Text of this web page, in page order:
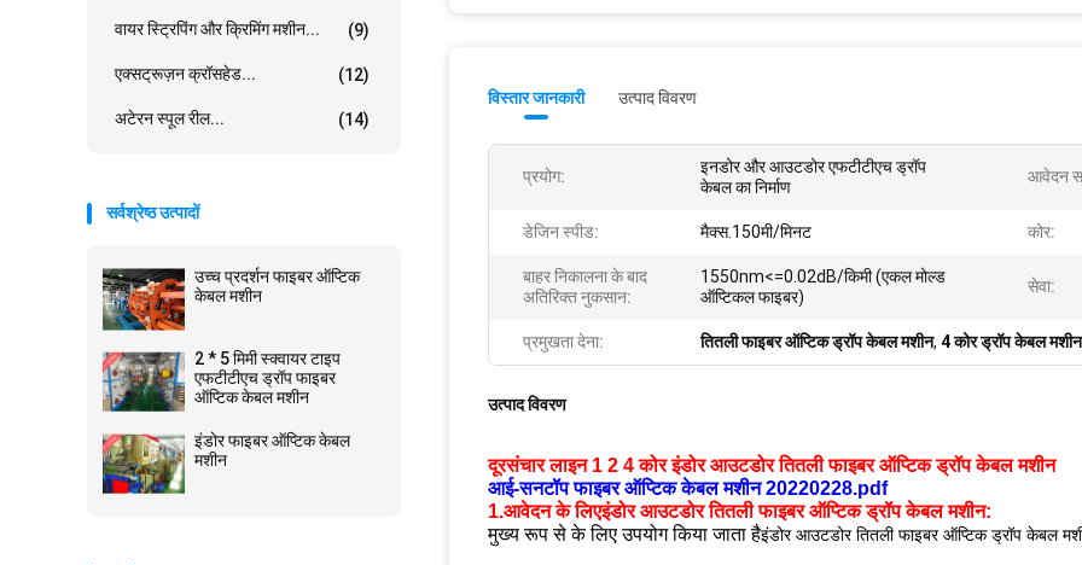
वायर स्ट्रिपिंग और क्रिमिंग मशीन... (9)
एक्सट्रूज़न क्रॉसहेड... (12)
अटेरन स्पूल रील... (14)
सर्वश्रेष्ठ उत्पादों
उच्च प्रदर्शन फाइबर ऑप्टिक
केबल मशीन
2 * 5 मिमी स्क्वायर टाइप
एफटीटीएच ड्रॉप फाइबर
ऑप्टिक केबल मशीन
इंडोर फाइबर ऑप्टिक केबल
मशीन
विस्तार जानकारी उत्पाद विवरण
प्रयोग:
इनडोर और आउटडोर एफटीटीएच ड्रॉप
केबल का निर्माण
आवेदन
डेजिन स्पीड: मैक्स.150मी/मिनट कोर:
बाहर निकालना के बाद
अतिरिक्त नुकसान:
1550nm<=0.02dB/किमी (एकल मोल्ड
ऑप्टिकल फाइबर)
सेवा:
प्रमुखता देना: तितली फाइबर ऑप्टिक ड्रॉप केबल मशीन, 4 कोर ड्रॉप केबल मशीन
उत्पाद विवरण
दूरसंचार लाइन 1 2 4 कोर इंडोर आउटडोर तितली फाइबर ऑप्टिक ड्रॉप केबल मशीन
आई-सनटॉप फाइबर ऑप्टिक केबल मशीन 20220228.pdf
1.आवेदन के लिएइंडोर आउटडोर तितली फाइबर ऑप्टिक ड्रॉप केबल मशीन:
मुख्य रूप से के लिए उपयोग किया जाता हैइंडोर आउटडोर तितली फाइबर ऑप्टिक ड्रॉप केबल